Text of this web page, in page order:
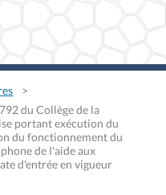
du Collège de la
portant exécution du
du fonctionnement du
de l'aide aux
d'entrée en vigueur